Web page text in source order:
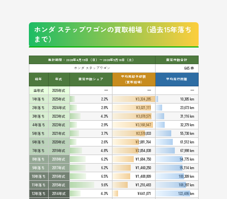
ホンダ ステップワゴンの買取相場（過去15年落ち
まで）
集計期間：2026年4月19日（日）〜2026年5月16日（土）
査定件数合計
ホンダ ステップワゴン
645 件
経年 年式 査定件数シェア
平均売却予想額
（買取相場）
平均走行距離
当年式 2026年式 — —
—
1年落ち
2025年式 2.2% ¥3,324,285
10,305 km
2年落ち
2024年式 2.8% ¥3,021,111
23,673 km
3年落ち
2023年式 4.3% ¥3,078,571
31,116 km
4年落ち
2022年式 2.9% ¥3,168,947
32,379 km
5年落ち
2021年式 3.7% ¥2,570,833
55,730 km
6年落ち
2020年式 2.6% ¥2,081,764
61,512 km
7年落ち
2019年式 4.8% ¥2,054,838
67,998 km
8年落ち
2018年式 6.2% ¥1,684,750
94,775 km
9年落ち
2017年式 6.2% ¥1,460,250
95,114 km
10年落ち
2016年式 6.5% ¥1,408,809
100,309 km
11年落ち
2015年式 9.6% ¥1,210,483
108,397 km
12年落ち
2014年式 4.3% ¥441,071
122,486 km